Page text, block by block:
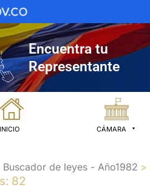
Encuentra tu
Representante
INICIO CÁMARA
Buscador de leyes - Año1982
82